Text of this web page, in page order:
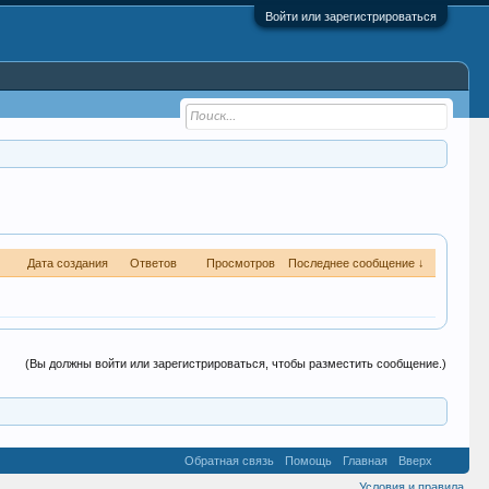
Войти или зарегистрироваться
Дата создания Ответов Просмотров Последнее сообщение ↓
(Вы должны войти или зарегистрироваться, чтобы разместить сообщение.)
Обратная связь Помощь Главная
Вверх